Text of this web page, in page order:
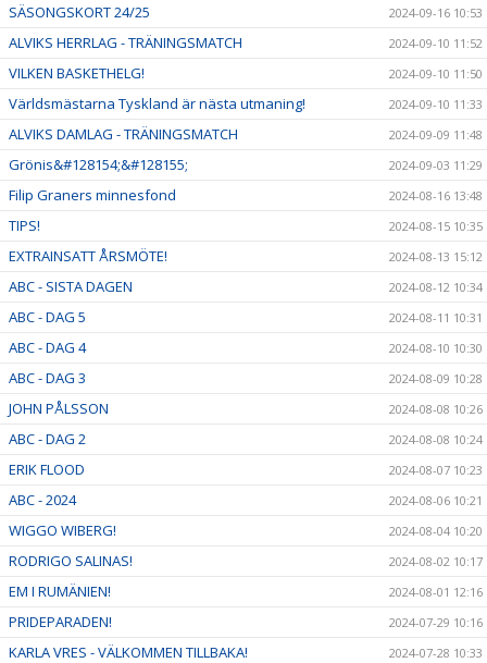
SÄSONGSKORT 24/25 2024-09-16 10:53
ALVIKS HERRLAG - TRÄNINGSMATCH 2024-09-10 11:52
VILKEN BASKETHELG! 2024-09-10 11:50
Världsmästarna Tyskland är nästa utmaning! 2024-09-10 11:33
ALVIKS DAMLAG - TRÄNINGSMATCH 2024-09-09 11:48
Grönis&#128154;&#128155; 2024-09-03 11:29
Filip Graners minnesfond 2024-08-16 13:48
TIPS! 2024-08-15 10:35
EXTRAINSATT ÅRSMÖTE! 2024-08-13 15:12
ABC - SISTA DAGEN 2024-08-12 10:34
ABC - DAG 5 2024-08-11 10:31
ABC - DAG 4 2024-08-10 10:30
ABC - DAG 3 2024-08-09 10:28
JOHN PÅLSSON 2024-08-08 10:26
ABC - DAG 2 2024-08-08 10:24
ERIK FLOOD 2024-08-07 10:23
ABC - 2024 2024-08-06 10:21
WIGGO WIBERG! 2024-08-04 10:20
RODRIGO SALINAS! 2024-08-02 10:17
EM I RUMÄNIEN! 2024-08-01 12:16
PRIDEPARADEN! 2024-07-29 10:16
KARLA VRES - VÄLKOMMEN TILLBAKA! 2024-07-28 10:33